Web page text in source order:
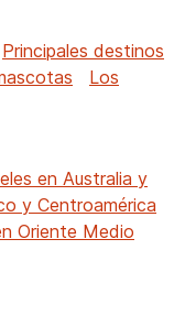
Principales destinos
Los
en Australia y
y Centroamérica
Oriente Medio